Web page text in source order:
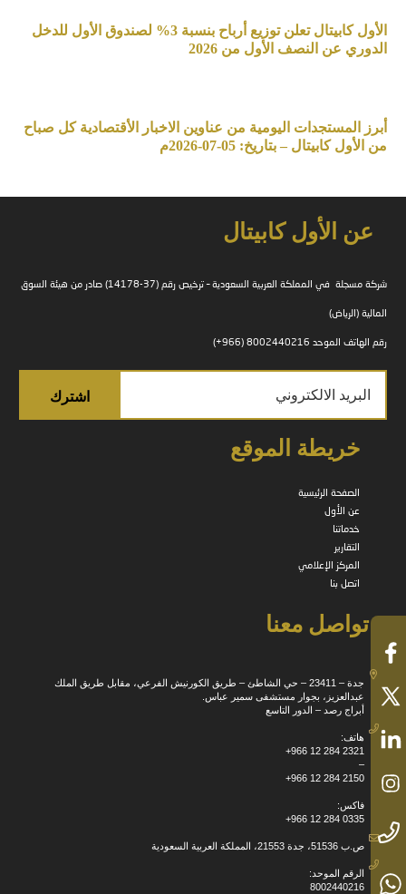
الأول كابيتال تعلن توزيع أرباح بنسبة 3% لصندوق الأول للدخل
الدوري عن النصف الأول من 2026
أبرز المستجدات اليومية من عناوين الاخبار الأقتصادية كل صباح
من الأول كابيتال – بتاريخ: 05-07-2026م
عن الأول كابيتال
شركة مسجلة في المملكة العربية السعودية – ترخيص رقم (37-14178) صادر من هيئة السوق
المالية (الرياض)
رقم الهاتف الموحد 8002440216 (966+)
خريطة الموقع
الصفحة الرئيسية
عن الأول
خدماتنا
التقارير
المركز الإعلامي
اتصل بنا
تواصل معنا
جدة – 23411 – حي الشاطئ – طريق الكورنيش الفرعي، مقابل طريق الملك
عبدالعزيز، بجوار مستشفى سمير عباس.
أبراج رصد – الدور التاسع
هاتف:
+966 12 284 2321
–
+966 12 284 2150
فاكس:
+966 12 284 0335
ص.ب 51536، جدة 21553، المملكة العربية السعودية
الرقم الموحد:
8002440216